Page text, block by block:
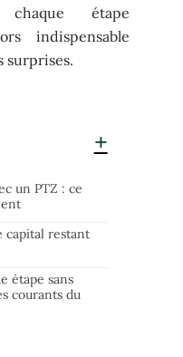
étape
indispensable
surprises.
un PTZ : ce
capital restant
étape sans
courants du